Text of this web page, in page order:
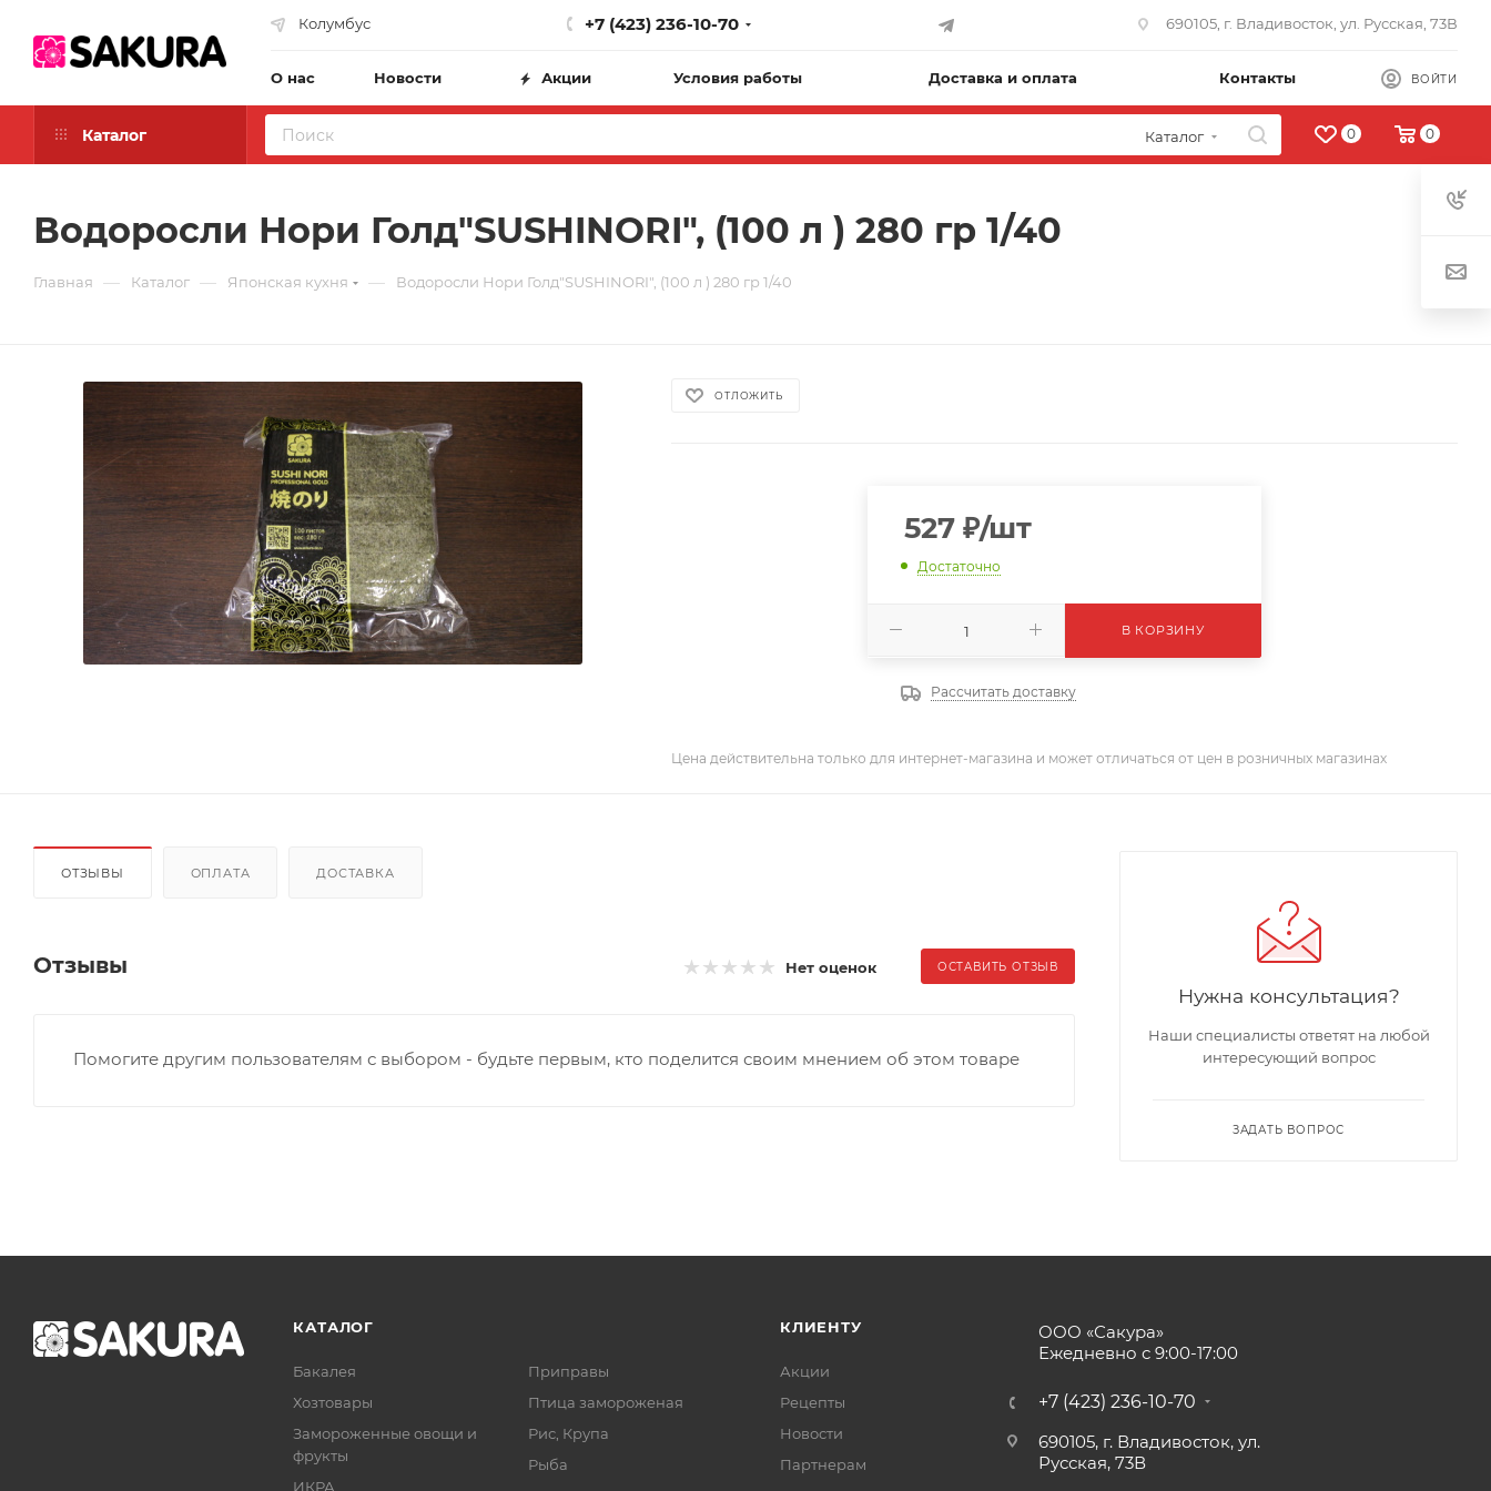
Колумбус +7 (423) 236-10-70 690105, г. Владивосток, ул. Русская, 73В
О нас Новости Акции Условия работы Доставка и оплата Контакты ВОЙТИ
Каталог Каталог 0 0
Водоросли Нори Голд"SUSHINORI", (100 л ) 280 гр 1/40
Главная — Каталог — Японская кухня — Водоросли Нори Голд"SUSHINORI", (100 л ) 280 гр 1/40
ОТЛОЖИТЬ
527 ₽/шт
Достаточно
В КОРЗИНУ
Рассчитать доставку
Цена действительна только для интернет-магазина и может отличаться от цен в розничных магазинах
ОТЗЫВЫ ОПЛАТА ДОСТАВКА
Отзывы Нет оценок ОСТАВИТЬ ОТЗЫВ
Помогите другим пользователям с выбором - будьте первым, кто поделится своим мнением об этом товаре
Нужна консультация?
Наши специалисты ответят на любой
интересующий вопрос
ЗАДАТЬ ВОПРОС
КАТАЛОГ
Бакалея
Хозтовары
Замороженные овощи и
фрукты
ИКРА
Приправы
Птица замороженая
Рис, Крупа
Рыба
КЛИЕНТУ
Акции
Рецепты
Новости
Партнерам
ООО «Сакура»
Ежедневно с 9:00-17:00
+7 (423) 236-10-70
690105, г. Владивосток, ул.
Русская, 73В